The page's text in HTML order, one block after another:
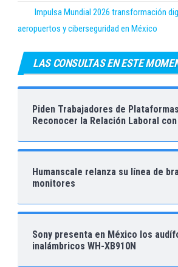
Impulsa Mundial 2026 transformación
aeropuertos y ciberseguridad en México
LAS CONSULTAS EN ESTE
Piden Trabajadores de
Reconocer la Relación Laboral
Humanscale relanza su línea de
monitores
Sony presenta en México los
inalámbricos WH-XB910N